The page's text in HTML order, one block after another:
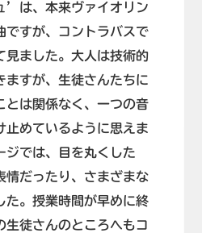
は、本来ヴァイオリン
ですが、コントラバスで
見ました。大人は技術的
ますが、生徒さんたちに
とは関係なく、一つの音
止めているように思えま
ジでは、目を丸くした
情だったり、さまざまな
た。授業時間が早めに終
生徒さんのところへもコ